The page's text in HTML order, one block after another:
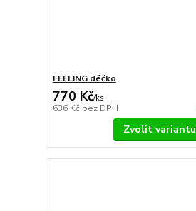
FEELING déčko
770 Kč/ks
636 Kč bez DPH
Zvolit variantu